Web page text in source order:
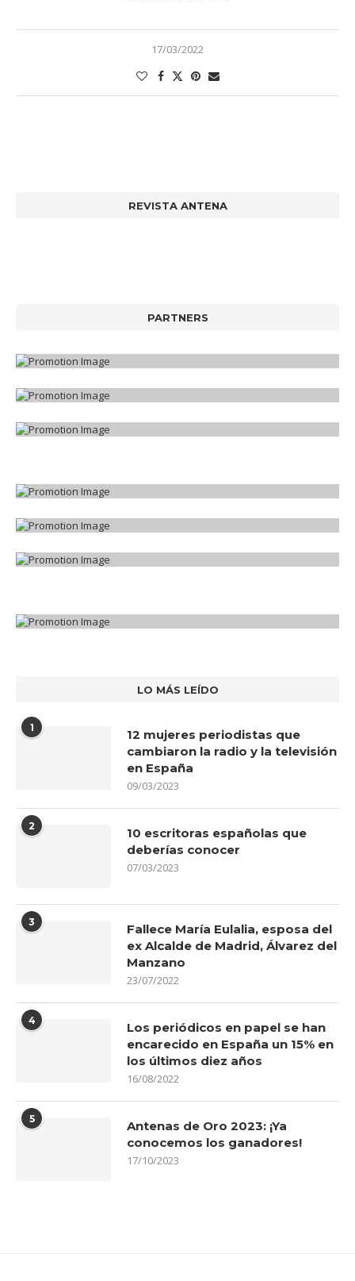
17/03/2022
REVISTA ANTENA
PARTNERS
LO MÁS LEÍDO
1
12 mujeres periodistas que
cambiaron la radio y la televisión
en España
09/03/2023
2
10 escritoras españolas que
deberías conocer
07/03/2023
3
Fallece María Eulalia, esposa del
ex Alcalde de Madrid, Álvarez del
Manzano
23/07/2022
4
Los periódicos en papel se han
encarecido en España un 15% en
los últimos diez años
16/08/2022
5
Antenas de Oro 2023: ¡Ya
conocemos los ganadores!
17/10/2023